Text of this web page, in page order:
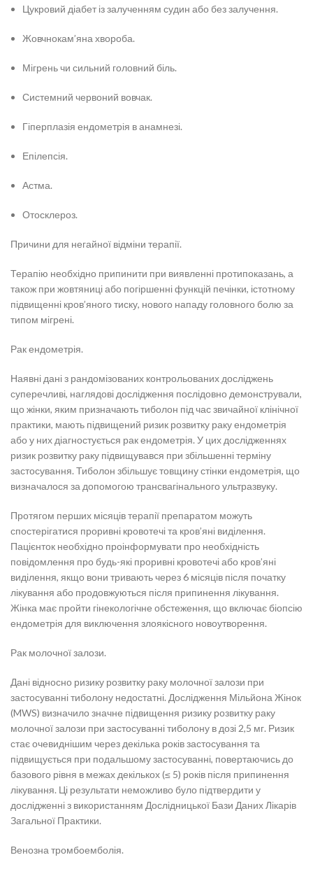
Цукровий діабет із залученням судин або без залучення.
Жовчнокам’яна хвороба.
Мігрень чи сильний головний біль.
Системний червоний вовчак.
Гіперплазія ендометрія в анамнезі.
Епілепсія.
Астма.
Отосклероз.
Причини для негайної відміни терапії.
Терапію необхідно припинити при виявленні протипоказань, а
також при жовтяниці або погіршенні функцій печінки, істотному
підвищенні кров’яного тиску, нового нападу головного болю за
типом мігрені.
Рак ендометрія.
Наявні дані з рандомізованих контрольованих досліджень
суперечливі, наглядові дослідження послідовно демонстрували,
що жінки, яким призначають тиболон під час звичайної клінічної
практики, мають підвищений ризик розвитку раку ендометрія
або у них діагностується рак ендометрія. У цих дослідженнях
ризик розвитку раку підвищувався при збільшенні терміну
застосування. Тиболон збільшує товщину стінки ендометрія, що
визначалося за допомогою трансвагінального ультразвуку.
Протягом перших місяців терапії препаратом можуть
спостерігатися проривні кровотечі та кров’яні виділення.
Пацієнток необхідно проінформувати про необхідність
повідомлення про будь-які проривні кровотечі або кров’яні
виділення, якщо вони тривають через 6 місяців після початку
лікування або продовжуються після припинення лікування.
Жінка має пройти гінекологічне обстеження, що включає біопсію
ендометрія для виключення злоякісного новоутворення.
Рак молочної залози.
Дані відносно ризику розвитку раку молочної залози при
застосуванні тиболону недостатні. Дослідження Мільйона Жінок
(MWS) визначило значне підвищення ризику розвитку раку
молочної залози при застосуванні тиболону в дозі 2,5 мг. Ризик
стає очевиднішим через декілька років застосування та
підвищується при подальшому застосуванні, повертаючись до
базового рівня в межах декількох (≤ 5) років після припинення
лікування. Ці результати неможливо було підтвердити у
дослідженні з використанням Дослідницької Бази Даних Лікарів
Загальної Практики.
Венозна тромбоемболія.